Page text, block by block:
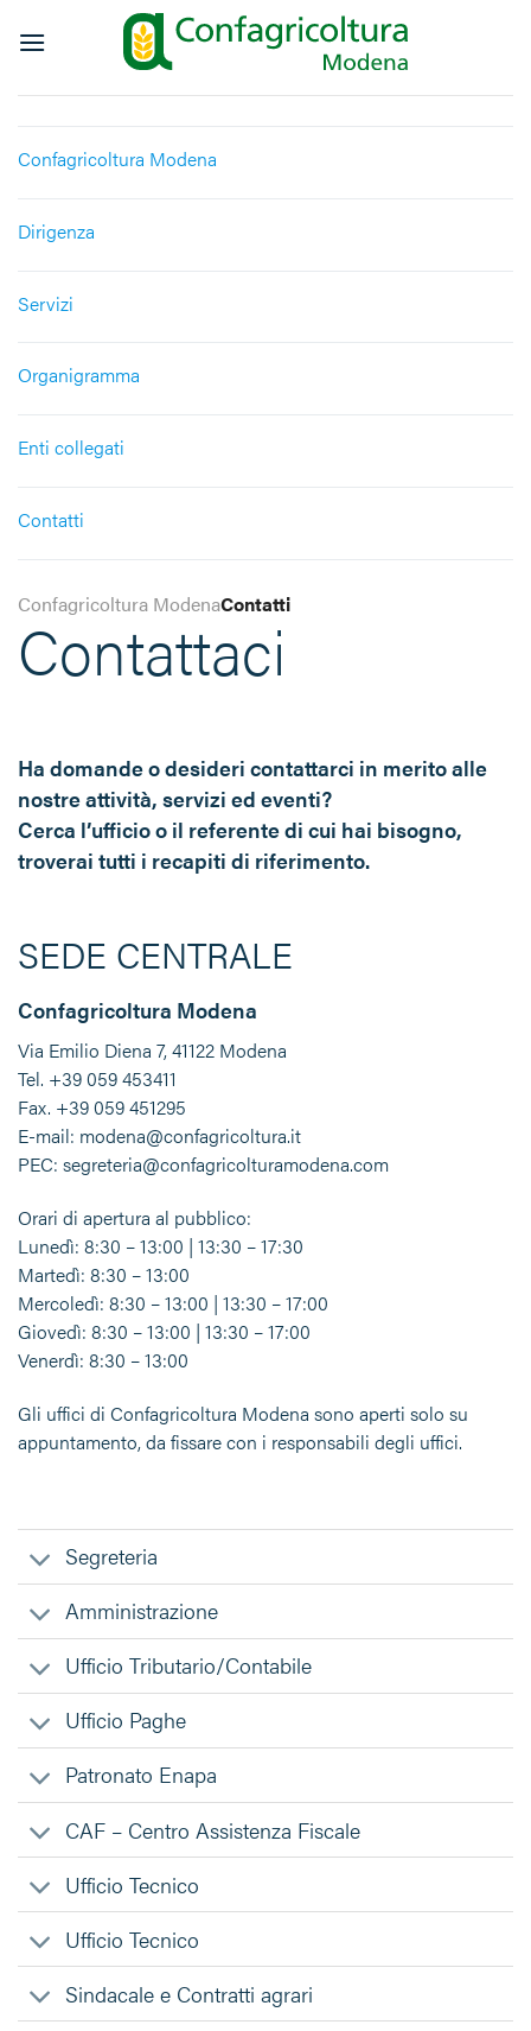
Confagricoltura Modena
Dirigenza
Servizi
Organigramma
Enti collegati
Contatti
Confagricoltura ModenaContatti
Contattaci
Ha domande o desideri contattarci in merito alle
nostre attività, servizi ed eventi?
Cerca l’ufficio o il referente di cui hai bisogno,
troverai tutti i recapiti di riferimento.
SEDE CENTRALE
Confagricoltura Modena
Via Emilio Diena 7, 41122 Modena
Tel. +39 059 453411
Fax. +39 059 451295
E-mail: modena@confagricoltura.it
PEC: segreteria@confagricolturamodena.com
Orari di apertura al pubblico:
Lunedì: 8:30 – 13:00 | 13:30 – 17:30
Martedì: 8:30 – 13:00
Mercoledì: 8:30 – 13:00 | 13:30 – 17:00
Giovedì: 8:30 – 13:00 | 13:30 – 17:00
Venerdì: 8:30 – 13:00
Gli uffici di Confagricoltura Modena sono aperti solo su
appuntamento, da fissare con i responsabili degli uffici.
Segreteria
Amministrazione
Ufficio Tributario/Contabile
Ufficio Paghe
Patronato Enapa
CAF – Centro Assistenza Fiscale
Ufficio Tecnico
Ufficio Tecnico
Sindacale e Contratti agrari